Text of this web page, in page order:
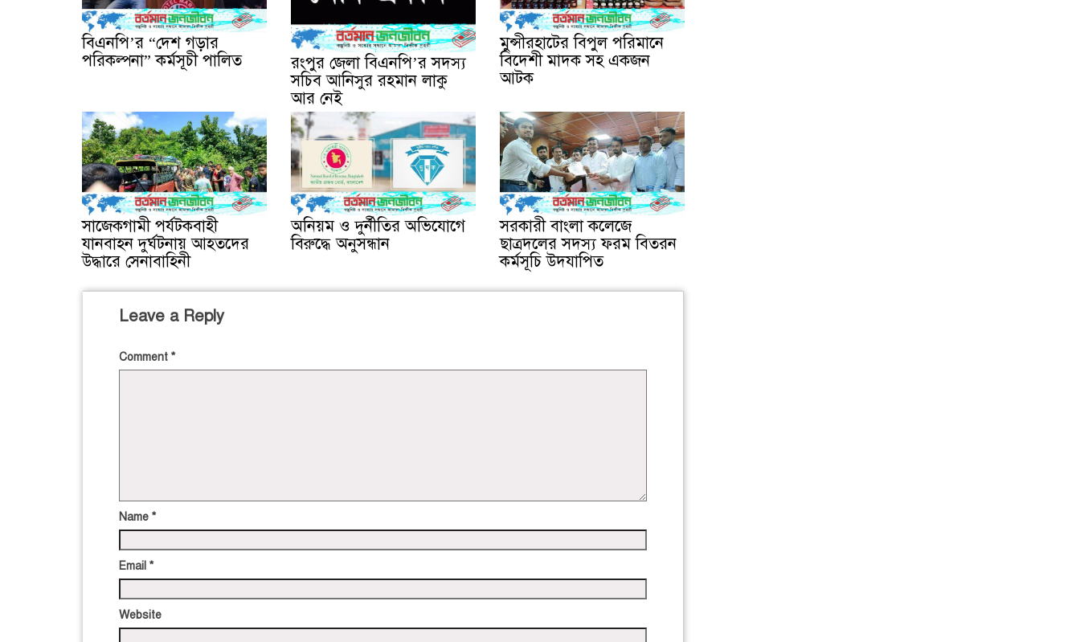
বিএনপি’র “দেশ গড়ার
পরিকল্পনা” কর্মসূচী পালিত
রংপুর জেলা বিএনপি’র সদস্য
সচিব আনিসুর রহমান লাকু
আর নেই
মুন্সীরহাটের বিপুল পরিমানে
বিদেশী মাদক সহ একজন
আটক
সাজেকগামী পর্যটকবাহী
যানবাহন দুর্ঘটনায় আহতদের
উদ্ধারে সেনাবাহিনী
অনিয়ম ও দুর্নীতির অভিযোগে
বিরুদ্ধে অনুসন্ধান
সরকারী বাংলা কলেজে
ছাত্রদলের সদস্য ফরম বিতরন
কর্মসূচি উদযাপিত
Leave a Reply
Comment *
Name *
Email *
Website